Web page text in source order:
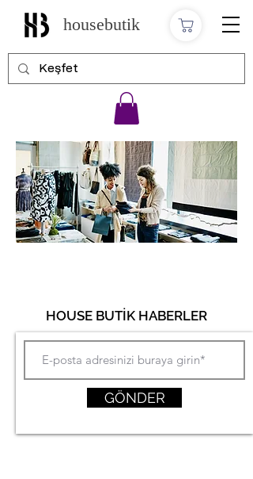
housebutik
HOUSE BUTİK HABERLER
GÖNDER